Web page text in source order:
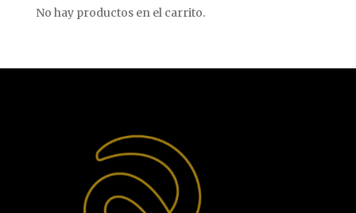
No hay productos en el carrito.